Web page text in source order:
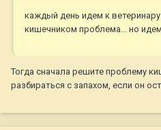
каждый день идем к ветеринару
кишечником проблема... но
Тогда сначала решите проблему
разбираться с запахом, если он